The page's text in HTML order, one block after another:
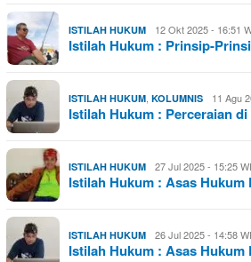
ISTILAH HUKUM 12 Okt 2025 - 16:51
Istilah Hukum : Prinsip-
ISTILAH HUKUM, KOLUMNIS 11 Agu
Istilah Hukum : Perceraian
ISTILAH HUKUM 27 Jul 2025 - 15:25
Istilah Hukum : Asas Hukum
ISTILAH HUKUM 26 Jul 2025 - 14:58
Istilah Hukum : Asas Hukum